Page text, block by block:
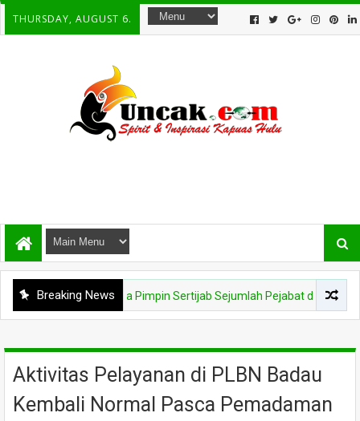
THURSDAY, AUGUST 6.
Breaking News
Kapolda Pimpin Sertijab Sejumlah Pejabat dan Jajaran
Aktivitas Pelayanan di PLBN Badau
Kembali Normal Pasca Pemadaman